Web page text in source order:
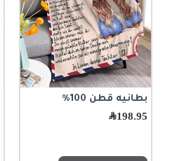
بطانيه قطن 100%
198.95﷼